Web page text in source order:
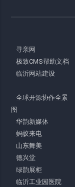
寻亲网
极致CMS帮助文档
临沂网站建设
全球开源协作全景
图
华韵新媒体
蚂蚁来电
山东舞美
德兴堂
绿韵展柜
临沂工业园医院